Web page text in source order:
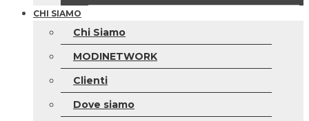
CHI SIAMO
Chi Siamo
MODINETWORK
Clienti
Dove siamo